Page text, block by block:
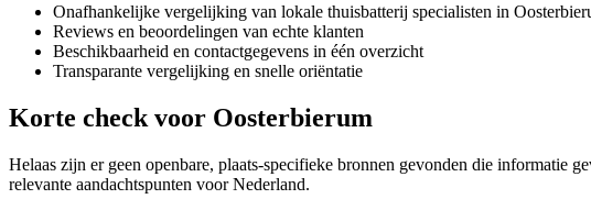
Onafhankelijke vergelijking van lokale thuisbatterij specialisten in
Reviews en beoordelingen van echte klanten
Beschikbaarheid en contactgegevens in één overzicht
Transparante vergelijking en snelle oriëntatie
Korte check voor Oosterbierum
Helaas zijn er geen openbare, plaats-specifieke bronnen gevonden die informatie
relevante aandachtspunten voor Nederland.